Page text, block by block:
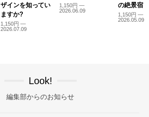
ザインを知ってい
ますか?
1,150円 —
2026.07.09
1,150円 —
2026.06.09
の絶景宿
1,150円 —
2026.05.09
Look!
編集部からのお知らせ